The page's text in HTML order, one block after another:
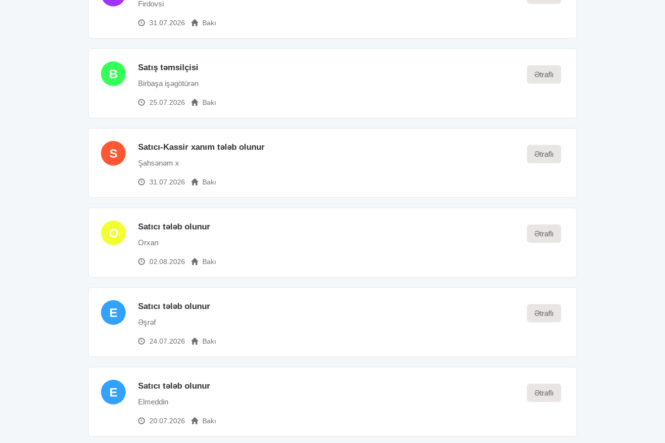
Firdovsi
31.07.2026 Bakı
B Satış təmsilçisi
Birbaşa işəgötürən
25.07.2026 Bakı
Ətraflı
S Satıcı-Kassir xanım tələb olunur
Şahsənəm x
31.07.2026 Bakı
Ətraflı
O Satıcı tələb olunur
Orxan
02.08.2026 Bakı
Ətraflı
E Satıcı tələb olunur
Əşrəf
24.07.2026 Bakı
Ətraflı
E Satıcı tələb olunur
Elmeddin
20.07.2026 Bakı
Ətraflı